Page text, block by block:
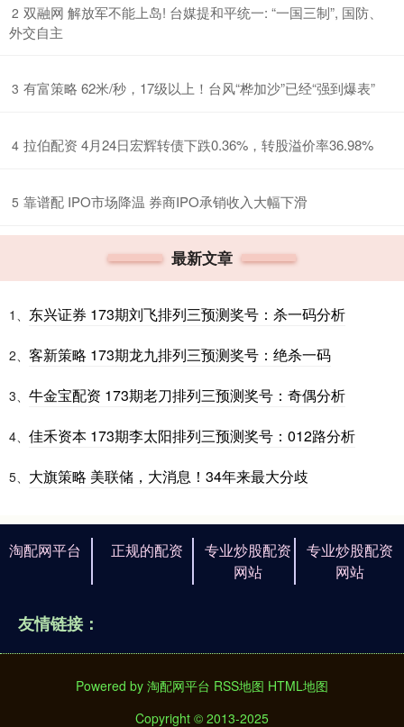
2 ​双融网 解放军不能上岛! 台媒提和平统一: “一国三制”, 国防、
外交自主
3 ​有富策略 62米/秒，17级以上！台风“桦加沙”已经“强到爆表”
4 ​拉伯配资 4月24日宏辉转债下跌0.36%，转股溢价率36.98%
5 ​靠谱配 IPO市场降温 券商IPO承销收入大幅下滑
最新文章
1、 东兴证券 173期刘飞排列三预测奖号：杀一码分析
2、 客新策略 173期龙九排列三预测奖号：绝杀一码
3、 牛金宝配资 173期老刀排列三预测奖号：奇偶分析
4、 佳禾资本 173期李太阳排列三预测奖号：012路分析
5、 大旗策略 美联储，大消息！34年来最大分歧
淘配网平台 正规的配资
专业炒股配资
网站
专业炒股配资
网站
友情链接：
Powered by 淘配网平台 RSS地图 HTML地图
Copyright © 2013-2025